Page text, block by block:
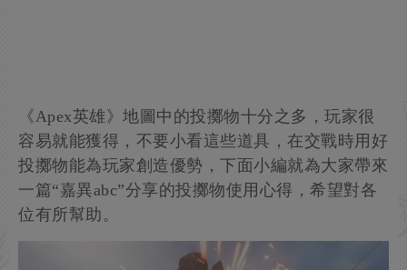
《Apex英雄》地圖中的投擲物十分之多，玩家很
容易就能獲得，不要小看這些道具，在交戰時用好
投擲物能為玩家創造優勢，下面小編就為大家帶來
一篇“嘉異abc”分享的投擲物使用心得，希望對各
位有所幫助。